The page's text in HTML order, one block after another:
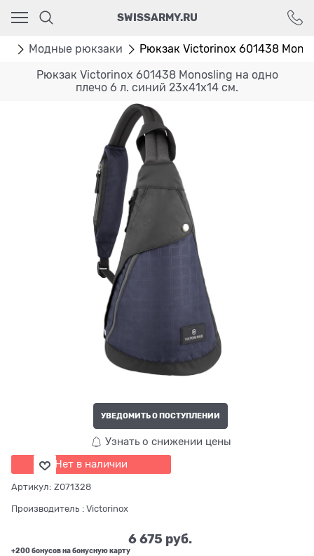
SWISSARMY.RU
Модные рюкзаки Рюкзак Victorinox 601438
Рюкзак Victorinox 601438 Monosling на одно
плечо 6 л. синий 23x41x14 см.
УВЕДОМИТЬ О ПОСТУПЛЕНИИ
Узнать о снижении цены
Нет в наличии
Артикул: Z071328
Производитель : Victorinox
6 675 руб.
+200 бонусов на бонусную карту
Ваш город - Москва,
угадали?
ДА НЕТ